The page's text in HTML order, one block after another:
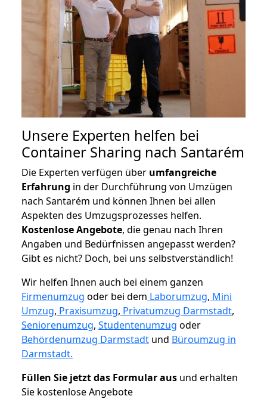
Unsere Experten helfen bei
Container Sharing nach Santarém
Die Experten verfügen über umfangreiche
Erfahrung in der Durchführung von Umzügen
nach Santarém und können Ihnen bei allen
Aspekten des Umzugsprozesses helfen.
Kostenlose Angebote, die genau nach Ihren
Angaben und Bedürfnissen angepasst werden?
Gibt es nicht? Doch, bei uns selbstverständlich!
Wir helfen Ihnen auch bei einem ganzen
Firmenumzug oder bei dem Laborumzug, Mini
Umzug, Praxisumzug, Privatumzug Darmstadt,
Seniorenumzug, Studentenumzug oder
Behördenumzug Darmstadt und Büroumzug in
Darmstadt.
Füllen Sie jetzt das Formular aus und erhalten
Sie kostenlose Angebote